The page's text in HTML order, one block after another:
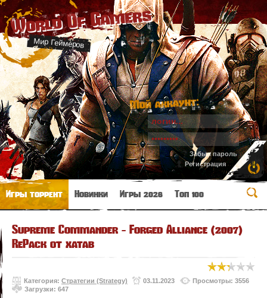
World Of Gamers
Мир Геймеров
Мой аккаунт:
Забыл пароль
Регистрация
Игры торрент Новинки Игры 2026 Топ 100
Supreme Commander - Forged Alliance (2007)
RePack от xatab
Категория: Стратегии (Strategy) 03.11.2023
Просмотры: 3556
Загрузки: 647